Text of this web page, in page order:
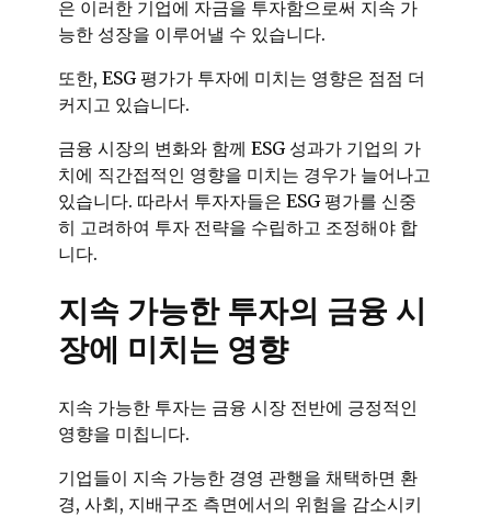
은 이러한 기업에 자금을 투자함으로써 지속 가
능한 성장을 이루어낼 수 있습니다.
또한, ESG 평가가 투자에 미치는 영향은 점점 더
커지고 있습니다.
금융 시장의 변화와 함께 ESG 성과가 기업의 가
치에 직간접적인 영향을 미치는 경우가 늘어나고
있습니다. 따라서 투자자들은 ESG 평가를 신중
히 고려하여 투자 전략을 수립하고 조정해야 합
니다.
지속 가능한 투자의 금융 시
장에 미치는 영향
지속 가능한 투자는 금융 시장 전반에 긍정적인
영향을 미칩니다.
기업들이 지속 가능한 경영 관행을 채택하면 환
경, 사회, 지배구조 측면에서의 위험을 감소시키